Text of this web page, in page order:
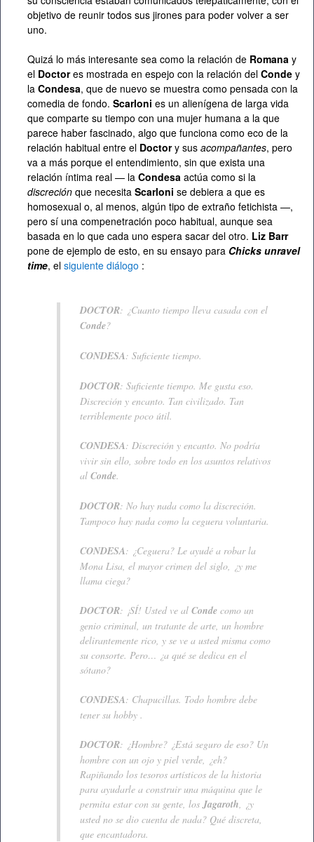
objetivo de reunir todos sus jirones para poder volver a ser
uno.
Quizá lo más interesante sea como la relación de Romana y
el Doctores mostrada en espejo con la relación del Conde y
la Condesa, que de nuevo se muestra como pensada con la
comedia de fondo. Scarloni es un alienígena de larga vida
que comparte su tiempo con una mujer humana a la que
parece haber fascinado, algo que funciona como eco de la
relación habitual entre el Doctory sus acompañantes, pero
va a más porque el entendimiento, sin que exista una
relación íntima real — la Condesa actúa como si la
discreción que necesita Scarloni se debiera a que es
homosexual o, al menos, algún tipo de extraño fetichista —,
pero sí una compenetración poco habitual, aunque sea
basada en lo que cada uno espera sacar del otro. Liz Barr
pone de ejemplo de esto, en su ensayo para Chicks unravel
time, el siguiente diálogo :
DOCTOR: ¿Cuanto tiempo lleva casada con el
Conde?
CONDESA: Suficiente tiempo.
DOCTOR: Suficiente tiempo. Me gusta eso.
Discreción y encanto. Tan civilizado. Tan
terriblemente poco útil.
CONDESA: Discreción y encanto. No podría
vivir sin ello, sobre todo en los asuntos relativos
al Conde.
DOCTOR: No hay nada como la discreción.
Tampoco hay nada como la ceguera voluntaria.
CONDESA: ¿Ceguera? Le ayudé a robar la
Mona Lisa, el mayor crimen del siglo, ¿y me
llama ciega?
DOCTOR: ¡SÍ! Usted ve al Conde como un
genio criminal, un tratante de arte, un hombre
delirantemente rico, y se ve a usted misma como
su consorte. Pero… ¿a qué se dedica en el
sótano?
CONDESA: Chapucillas. Todo hombre debe
tener su hobby .
DOCTOR: ¿Hombre? ¿Está seguro de eso? Un
hombre con un ojo y piel verde, ¿eh?
Rapiñando los tesoros artísticos de la historia
para ayudarle a construir una máquina que le
permita estar con su gente, losJagaroth, ¿y
usted no se dio cuenta de nada? Qué discreta,
que encantadora.